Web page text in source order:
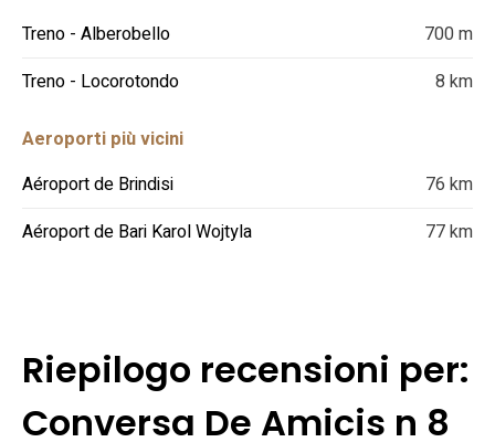
Treno - Alberobello
700 m
Treno - Locorotondo
8 km
Aeroporti più vicini
Aéroport de Brindisi
76 km
Aéroport de Bari Karol Wojtyla
77 km
Riepilogo recensioni per:
Conversa De Amicis n 8